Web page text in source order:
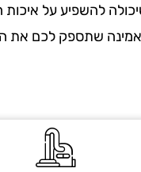
להשפיע על איכות
ואמינה שתספק לכם